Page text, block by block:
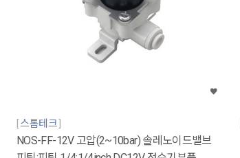
스톰테크
NOS-FF-12V 고압(2~10bar) 솔레노이드밸브